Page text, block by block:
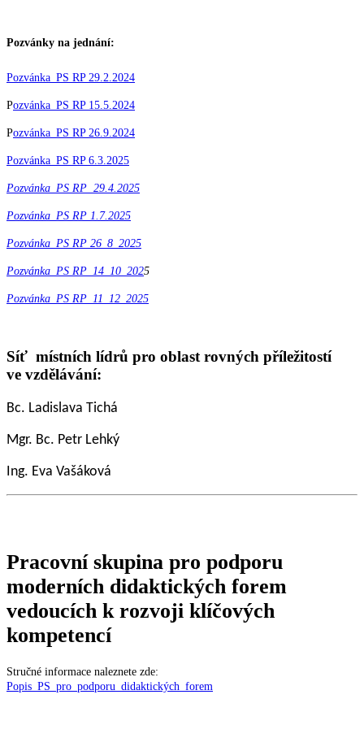
Pozvánky na jednání:
Pozvánka_PS RP 29.2.2024
Pozvánka_PS RP 15.5.2024
Pozvánka_PS RP 26.9.2024
Pozvánka_PS RP 6.3.2025
Pozvánka_PS RP 29.4.2025
Pozvánka_PS RP 1.7.2025
Pozvánka_PS RP 26_8_2025
Pozvánka_PS RP_14_10_2025
Pozvánka_PS RP_11_12_2025
Síť místních lídrů pro oblast rovných příležitostí
ve vzdělávání:
Bc. Ladislava Tichá
Mgr. Bc. Petr Lehký
Ing. Eva Vašáková
Pracovní skupina pro podporu
moderních didaktických forem
vedoucích k rozvoji klíčových
kompetencí
Stručné informace naleznete zde:
Popis_PS_pro_podporu_didaktických_forem